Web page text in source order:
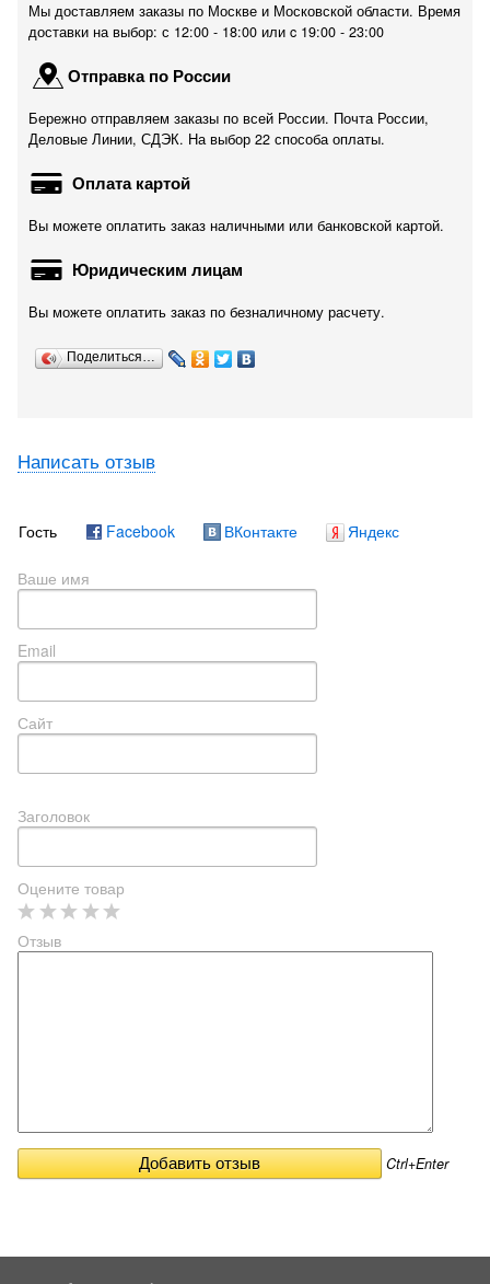
Мы доставляем заказы по Москве и Московской области. Время
доставки на выбор: с 12:00 - 18:00 или c 19:00 - 23:00
Отправка по России
Бережно отправляем заказы по всей России. Почта России,
Деловые Линии, СДЭК. На выбор 22 способа оплаты.
Оплата картой
Вы можете оплатить заказ наличными или банковской картой.
Юридическим лицам
Вы можете оплатить заказ по безналичному расчету.
Поделиться…
Написать отзыв
Гость Facebook ВКонтакте Яндекс
Ваше имя
Email
Сайт
Заголовок
Оцените товар
Отзыв
Ctrl+Enter